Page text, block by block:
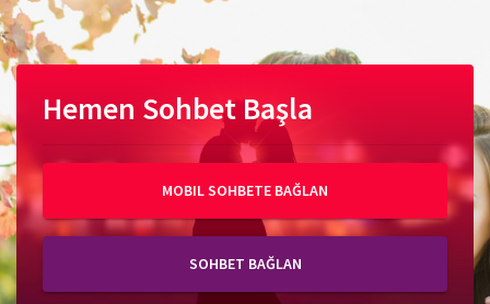
Hemen Sohbet Başla
MOBIL SOHBETE BAĞLAN
SOHBET BAĞLAN